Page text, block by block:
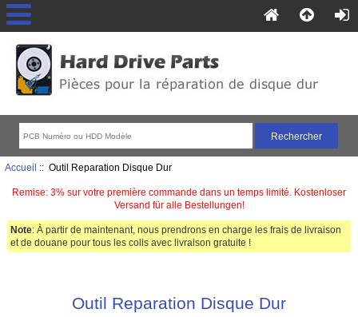
Accueil :: Outil Reparation Disque Dur
Remise: 3% sur votre première commande dans un temps limité. Kostenloser
Versand für alle Bestellungen!
Note: À partir de maintenant, nous prendrons en charge les frais de livraison
et de douane pour tous les colis avec livraison gratuite !
Outil Reparation Disque Dur